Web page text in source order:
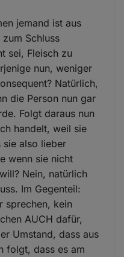
jemand ist aus
Schluss
sei, Fleisch zu
nun, weniger
Natürlich,
die Person nun gar
Folgt daraus nun
handelt, weil sie
sie also lieber
wenn sie nicht
Nein, natürlich
Im Gegenteil:
sprechen, kein
AUCH dafür,
Umstand, dass aus
folgt, dass es am